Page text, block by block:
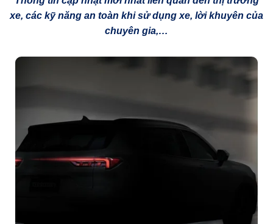
xe, các kỹ năng an toàn khi sử dụng xe, lời khuyên của
chuyên gia,…